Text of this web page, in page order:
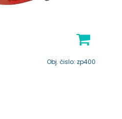
Obj. čislo: zp400